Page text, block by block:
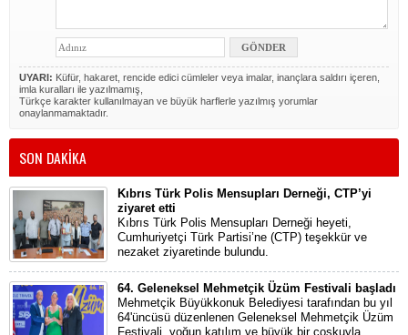
UYARI: Küfür, hakaret, rencide edici cümleler veya imalar, inançlara saldırı içeren,
imla kuralları ile yazılmamış,
Türkçe karakter kullanılmayan ve büyük harflerle yazılmış yorumlar
onaylanmamaktadır.
SON DAKİKA
Kıbrıs Türk Polis Mensupları Derneği, CTP’yi
ziyaret etti
Kıbrıs Türk Polis Mensupları Derneği heyeti,
Cumhuriyetçi Türk Partisi’ne (CTP) teşekkür ve
nezaket ziyaretinde bulundu.
64. Geleneksel Mehmetçik Üzüm Festivali başladı
Mehmetçik Büyükkonuk Belediyesi tarafından bu yıl
64'üncüsü düzenlenen Geleneksel Mehmetçik Üzüm
Festivali, yoğun katılım ve büyük bir coşkuyla